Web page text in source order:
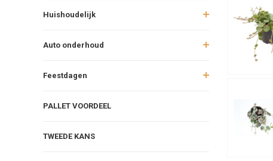
Huishoudelijk
Auto onderhoud
Feestdagen
PALLET VOORDEEL
TWEEDE KANS